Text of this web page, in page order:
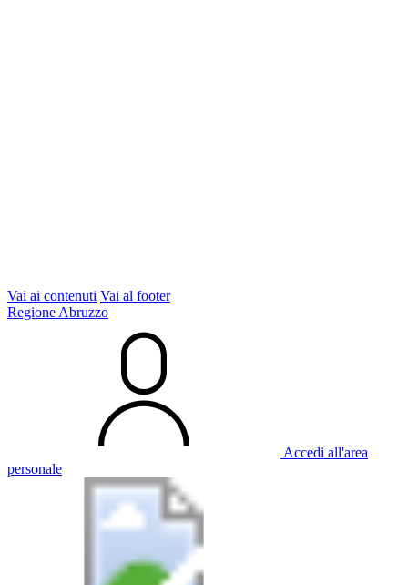
Vai ai contenuti Vai al footer
Regione Abruzzo
Accedi all'area
personale